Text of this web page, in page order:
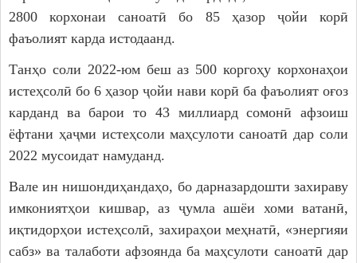
2800 корхонаи саноатӣ бо 85 ҳазор ҷойи корӣ
фаъолият карда истодаанд.
Танҳо соли 2022-юм беш аз 500 коргоҳу корхонаҳои
истеҳсолӣ бо 6 ҳазор ҷойи нави корӣ ба фаъолият оғоз
карданд ва барои то 43 миллиард сомонӣ афзоиш
ёфтани ҳаҷми истеҳсоли маҳсулоти саноатӣ дар соли
2022 мусоидат намуданд.
Вале ин нишондиҳандаҳо, бо дарназардошти захираву
имкониятҳои кишвар, аз ҷумла ашёи хоми ватанӣ,
иқтидорҳои истеҳсолӣ, захираҳои меҳнатӣ, «энергияи
сабз» ва талаботи афзоянда ба маҳсулоти саноатӣ дар